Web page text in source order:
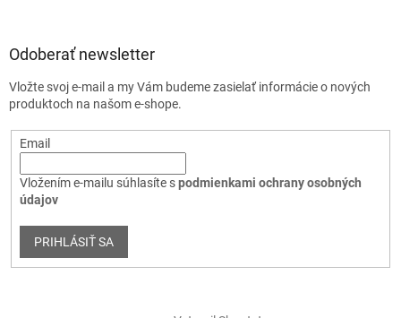
Odoberať newsletter
Vložte svoj e-mail a my Vám budeme zasielať informácie o nových
produktoch na našom e-shope.
Email
Vložením e-mailu súhlasíte spodmienkami ochrany osobných
údajov
PRIHLÁSIŤ SA